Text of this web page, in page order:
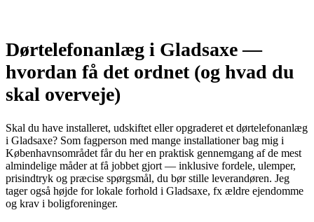
Dørtelefonanlæg i Gladsaxe —
hvordan få det ordnet (og hvad du
skal overveje)
Skal du have installeret, udskiftet eller opgraderet et dørtelefonanlæg
i Gladsaxe? Som fagperson med mange installationer bag mig i
Københavnsområdet får du her en praktisk gennemgang af de mest
almindelige måder at få jobbet gjort — inklusive fordele, ulemper,
prisindtryk og præcise spørgsmål, du bør stille leverandøren. Jeg
tager også højde for lokale forhold i Gladsaxe, fx ældre ejendomme
og krav i boligforeninger.